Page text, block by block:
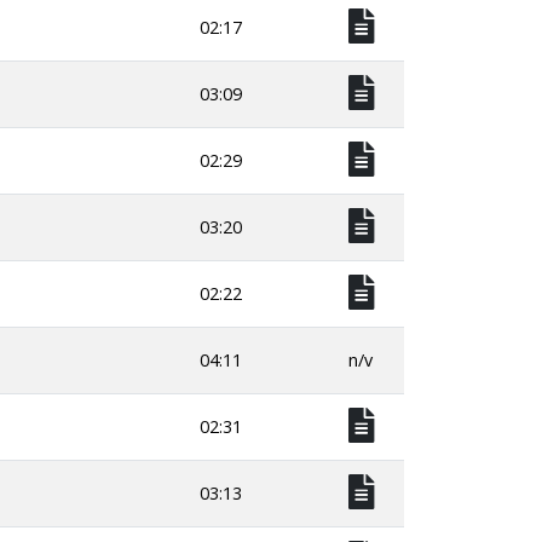
02:17
03:09
02:29
03:20
02:22
04:11 n/v
02:31
03:13